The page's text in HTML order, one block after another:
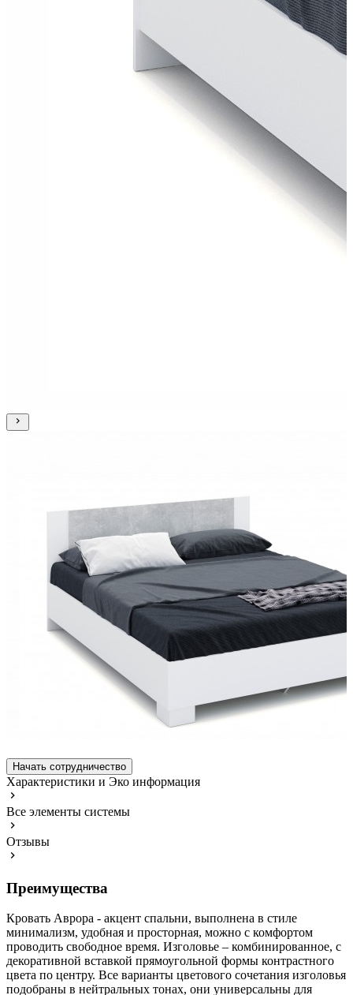
Начать сотрудничество
Характеристики и Эко информация
Все элементы системы
Отзывы
Преимущества
Кровать Аврора - акцент спальни, выполнена в стиле
минимализм, удобная и просторная, можно с комфортом
проводить свободное время. Изголовье – комбинированное, с
декоративной вставкой прямоугольной формы контрастного
цвета по центру. Все варианты цветового сочетания изголовья
подобраны в нейтральных тонах, они универсальны для